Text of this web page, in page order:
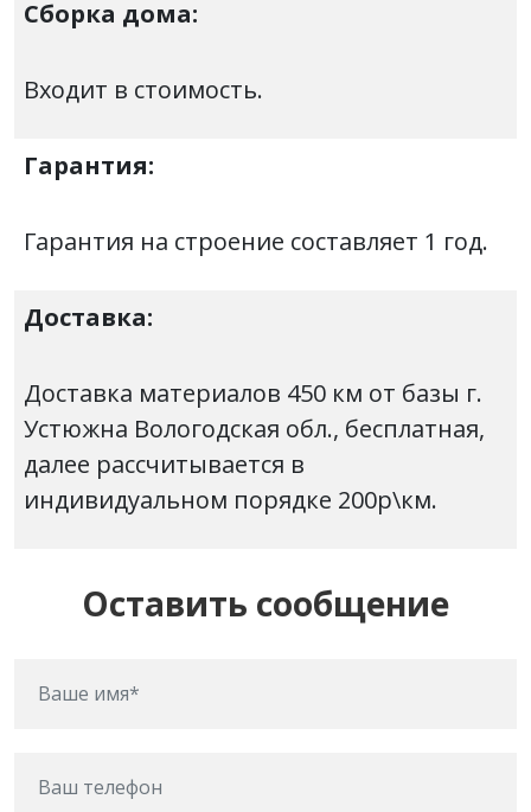
Сборка дома:
Входит в стоимость.
Гарантия:
Гарантия на строение составляет 1 год.
Доставка:
Доставка материалов 450 км от базы г.
Устюжна Вологодская обл., бесплатная,
далее рассчитывается в
индивидуальном порядке 200р\км.
Оставить сообщение